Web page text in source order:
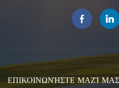
ΕΠΙΚΟΙΝΩΝΉΣΤΕ ΜΑΖΊ ΜΑΣ